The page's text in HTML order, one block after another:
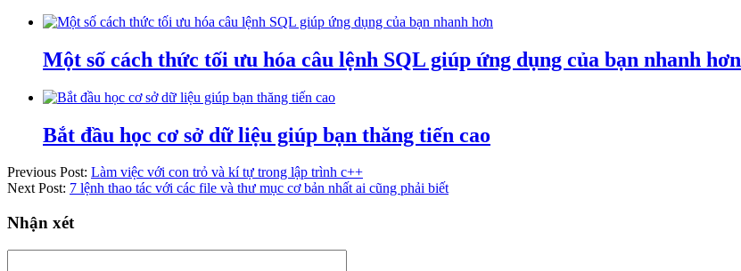
Một số cách thức tối ưu hóa câu lệnh SQL giúp ứng dụng của bạn nhanh hơn
Bắt đầu học cơ sở dữ liệu giúp bạn thăng tiến cao
Previous Post: Làm việc với con trỏ và kí tự trong lập trình c++
Next Post: 7 lệnh thao tác với các file và thư mục cơ bản nhất ai cũng phải biết
Nhận xét